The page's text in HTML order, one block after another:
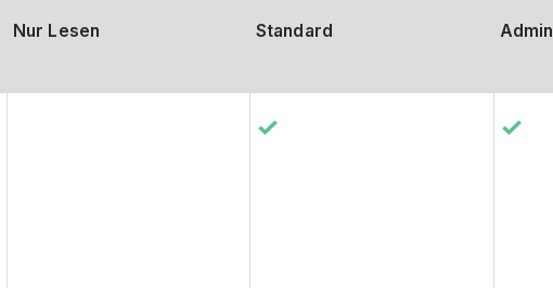
Nur Lesen Standard Admin